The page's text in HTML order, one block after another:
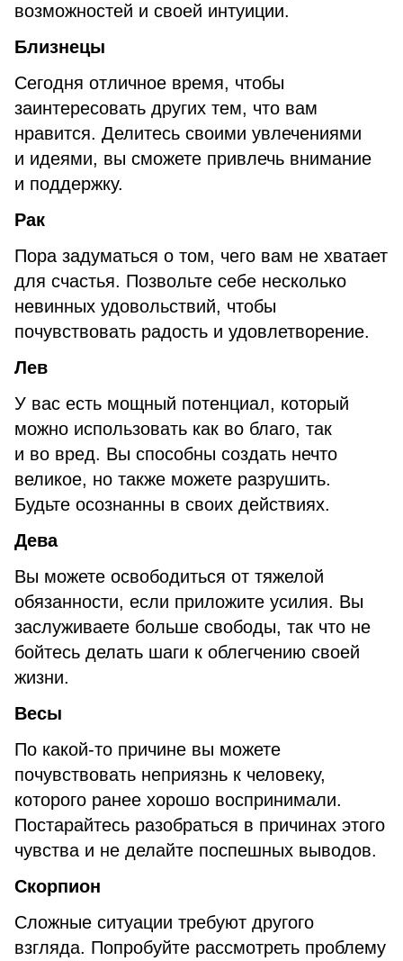
возможностей и своей интуиции.
Близнецы
Сегодня отличное время, чтобы
заинтересовать других тем, что вам
нравится. Делитесь своими увлечениями
и идеями, вы сможете привлечь внимание
и поддержку.
Рак
Пора задуматься о том, чего вам не хватает
для счастья. Позвольте себе несколько
невинных удовольствий, чтобы
почувствовать радость и удовлетворение.
Лев
У вас есть мощный потенциал, который
можно использовать как во благо, так
и во вред. Вы способны создать нечто
великое, но также можете разрушить.
Будьте осознанны в своих действиях.
Дева
Вы можете освободиться от тяжелой
обязанности, если приложите усилия. Вы
заслуживаете больше свободы, так что не
бойтесь делать шаги к облегчению своей
жизни.
Весы
По какой-то причине вы можете
почувствовать неприязнь к человеку,
которого ранее хорошо воспринимали.
Постарайтесь разобраться в причинах этого
чувства и не делайте поспешных выводов.
Скорпион
Сложные ситуации требуют другого
взгляда. Попробуйте рассмотреть проблему